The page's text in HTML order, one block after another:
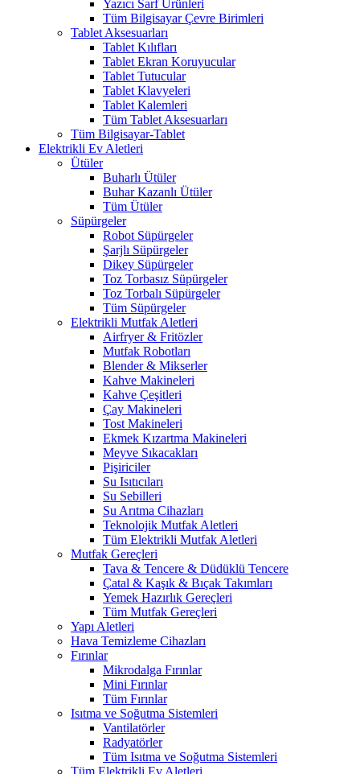
Yazıcı Sarf Ürünleri
Tüm Bilgisayar Çevre Birimleri
Tablet Aksesuarları
Tablet Kılıfları
Tablet Ekran Koruyucular
Tablet Tutucular
Tablet Klavyeleri
Tablet Kalemleri
Tüm Tablet Aksesuarları
Tüm Bilgisayar-Tablet
Elektrikli Ev Aletleri
Ütüler
Buharlı Ütüler
Buhar Kazanlı Ütüler
Tüm Ütüler
Süpürgeler
Robot Süpürgeler
Şarjlı Süpürgeler
Dikey Süpürgeler
Toz Torbasız Süpürgeler
Toz Torbalı Süpürgeler
Tüm Süpürgeler
Elektrikli Mutfak Aletleri
Airfryer & Fritözler
Mutfak Robotları
Blender & Mikserler
Kahve Makineleri
Kahve Çeşitleri
Çay Makineleri
Tost Makineleri
Ekmek Kızartma Makineleri
Meyve Sıkacakları
Pişiriciler
Su Isıtıcıları
Su Sebilleri
Su Arıtma Cihazları
Teknolojik Mutfak Aletleri
Tüm Elektrikli Mutfak Aletleri
Mutfak Gereçleri
Tava & Tencere & Düdüklü Tencere
Çatal & Kaşık & Bıçak Takımları
Yemek Hazırlık Gereçleri
Tüm Mutfak Gereçleri
Yapı Aletleri
Hava Temizleme Cihazları
Fırınlar
Mikrodalga Fırınlar
Mini Fırınlar
Tüm Fırınlar
Isıtma ve Soğutma Sistemleri
Vantilatörler
Radyatörler
Tüm Isıtma ve Soğutma Sistemleri
Tüm Elektrikli Ev Aletleri